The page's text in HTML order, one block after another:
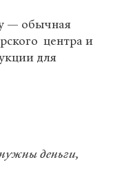
— обычная
центра и
для
деньги,